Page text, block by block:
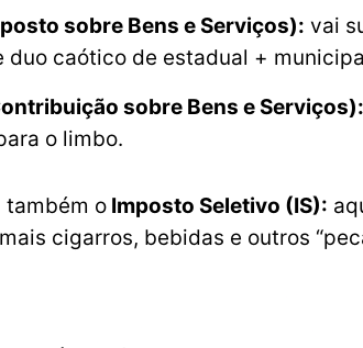
sobre Bens e Serviços): vai
duo caótico de estadual +
sobre Bens e Serviços):
o limbo.
também o Imposto Seletivo (IS):
cigarros, bebidas e outros